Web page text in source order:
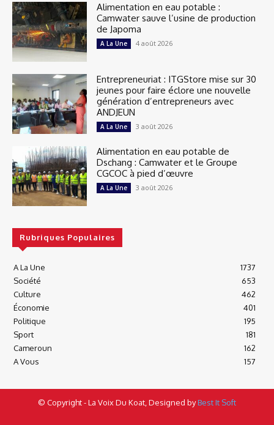
Alimentation en eau potable :
Camwater sauve l’usine de production
de Japoma
A La Une 4 août 2026
Entrepreneuriat : ITGStore mise sur 30
jeunes pour faire éclore une nouvelle
génération d’entrepreneurs avec
ANDJEUN
A La Une 3 août 2026
Alimentation en eau potable de
Dschang : Camwater et le Groupe
CGCOC à pied d’œuvre
A La Une 3 août 2026
Rubriques Populaires
A La Une
1737
Société
653
Culture
462
Économie
401
Politique
195
Sport
181
Cameroun
162
A Vous
157
© Copyright - La Voix Du Koat, Designed byBest It Soft